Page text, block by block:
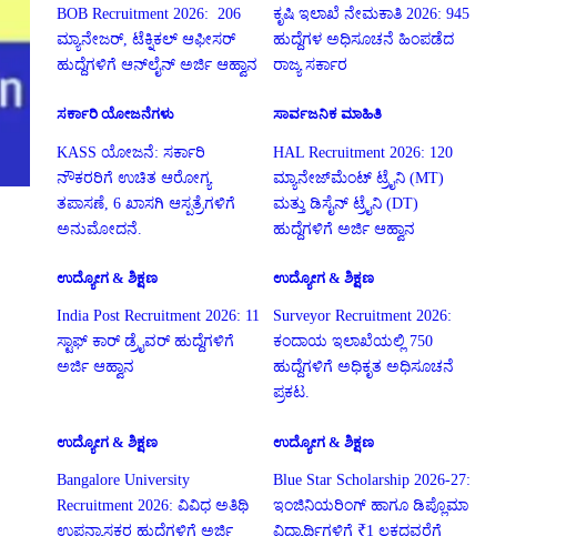
BOB Recruitment 2026: 206
ಮ್ಯಾನೇಜರ್, ಟೆಕ್ನಿಕಲ್ ಆಫೀಸರ್
ಹುದ್ದೆಗಳಿಗೆ ಆನ್‌ಲೈನ್ ಅರ್ಜಿ ಆಹ್ವಾನ
ಕೃಷಿ ಇಲಾಖೆ ನೇಮಕಾತಿ 2026: 945
ಹುದ್ದೆಗಳ ಅಧಿಸೂಚನೆ ಹಿಂಪಡೆದ
ರಾಜ್ಯ ಸರ್ಕಾರ
ಸರ್ಕಾರಿ ಯೋಜನೆಗಳು
KASS ಯೋಜನೆ: ಸರ್ಕಾರಿ
ನೌಕರರಿಗೆ ಉಚಿತ ಆರೋಗ್ಯ
ತಪಾಸಣೆ, 6 ಖಾಸಗಿ ಆಸ್ಪತ್ರೆಗಳಿಗೆ
ಅನುಮೋದನೆ.
ಸಾರ್ವಜನಿಕ ಮಾಹಿತಿ
HAL Recruitment 2026: 120
ಮ್ಯಾನೇಜ್‌ಮೆಂಟ್ ಟ್ರೈನಿ (MT)
ಮತ್ತು ಡಿಸೈನ್ ಟ್ರೈನಿ (DT)
ಹುದ್ದೆಗಳಿಗೆ ಅರ್ಜಿ ಆಹ್ವಾನ
ಉದ್ಯೋಗ & ಶಿಕ್ಷಣ
India Post Recruitment 2026: 11
ಸ್ಟಾಫ್ ಕಾರ್ ಡ್ರೈವರ್ ಹುದ್ದೆಗಳಿಗೆ
ಅರ್ಜಿ ಆಹ್ವಾನ
ಉದ್ಯೋಗ & ಶಿಕ್ಷಣ
Surveyor Recruitment 2026:
ಕಂದಾಯ ಇಲಾಖೆಯಲ್ಲಿ 750
ಹುದ್ದೆಗಳಿಗೆ ಅಧಿಕೃತ ಅಧಿಸೂಚನೆ
ಪ್ರಕಟ.
ಉದ್ಯೋಗ & ಶಿಕ್ಷಣ
Bangalore University
Recruitment 2026: ವಿವಿಧ ಅತಿಥಿ
ಉಪನ್ಯಾಸಕರ ಹುದ್ದೆಗಳಿಗೆ ಅರ್ಜಿ
ಉದ್ಯೋಗ & ಶಿಕ್ಷಣ
Blue Star Scholarship 2026-27:
ಇಂಜಿನಿಯರಿಂಗ್ ಹಾಗೂ ಡಿಪ್ಲೊಮಾ
ವಿದ್ಯಾರ್ಥಿಗಳಿಗೆ ₹1 ಲಕ್ಷದವರೆಗೆ